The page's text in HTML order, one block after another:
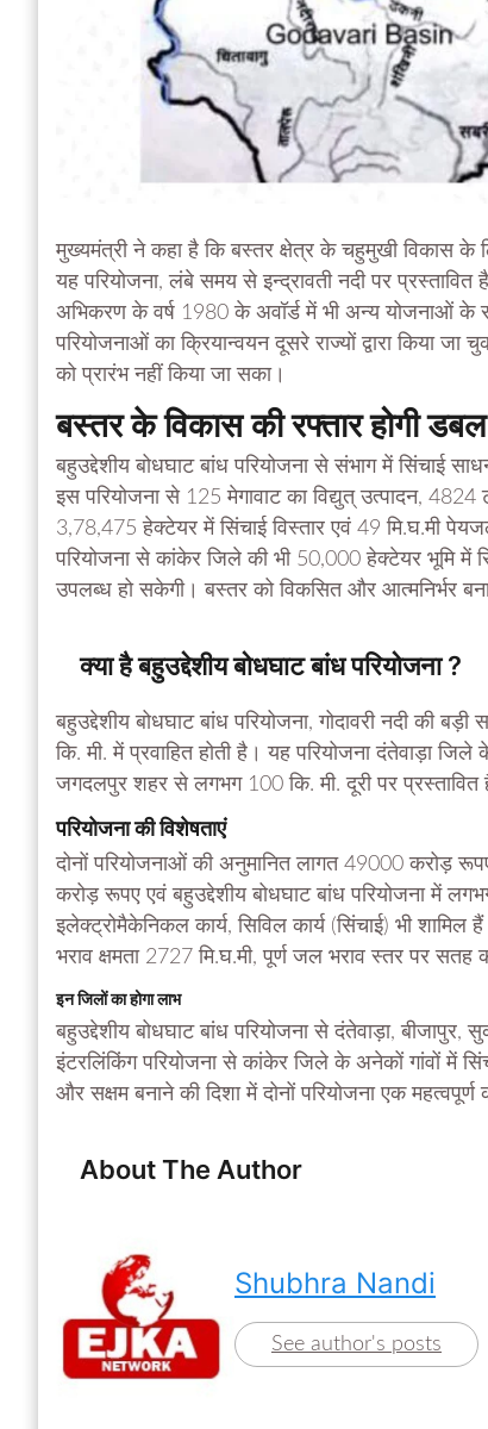
मुख्यमंत्री ने कहा है कि बस्तर क्षेत्र के चहुमुखी विकास के
यह परियोजना, लंबे समय से इन्द्रावती नदी पर प्रस्तावित
अभिकरण के वर्ष 1980 के अवॉर्ड में भी अन्य योजनाओं के
परियोजनाओं का क्रियान्वयन दूसरे राज्यों द्वारा किया
को प्रारंभ नहीं किया जा सका।
बस्तर के विकास की रफ्तार होगी डबल
बहुउद्देशीय बोधघाट बांध परियोजना से संभाग में सिंचाई
इस परियोजना से 125 मेगावाट का विद्युत् उत्पादन, 4824
3,78,475 हेक्टेयर में सिंचाई विस्तार एवं 49 मि.घ.मी
परियोजना से कांकेर जिले की भी 50,000 हेक्टेयर भूमि
उपलब्ध हो सकेगी। बस्तर को विकसित और आत्मनिर्भर
क्या है बहुउद्देशीय बोधघाट बांध परियोजना ?
बहुउद्देशीय बोधघाट बांध परियोजना, गोदावरी नदी की
कि. मी. में प्रवाहित होती है। यह परियोजना दंतेवाड़ा
जगदलपुर शहर से लगभग 100 कि. मी. दूरी पर प्रस्तावित
परियोजना की विशेषताएं
दोनों परियोजनाओं की अनुमानित लागत 49000 करोड़
करोड़ रूपए एवं बहुउद्देशीय बोधघाट बांध परियोजना में
इलेक्ट्रोमैकेनिकल कार्य, सिविल कार्य (सिंचाई) भी
भराव क्षमता 2727 मि.घ.मी, पूर्ण जल भराव स्तर पर
इन जिलों का होगा लाभ
बहुउद्देशीय बोधघाट बांध परियोजना से दंतेवाड़ा,
इंटरलिंकिंग परियोजना से कांकेर जिले के अनेकों गांवों में
और सक्षम बनाने की दिशा में दोनों परियोजना एक महत्वपूर्ण
About The Author
Shubhra Nandi
See author's posts